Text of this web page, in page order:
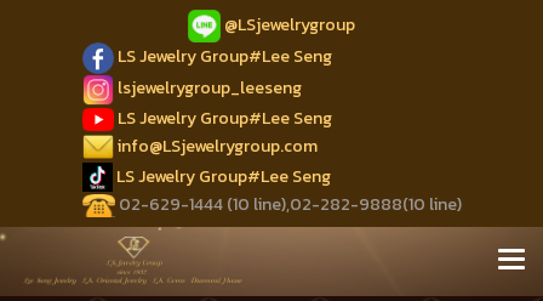
@LSjewelrygroup
LS Jewelry Group#Lee Seng
lsjewelrygroup_leeseng
LS Jewelry Group#Lee Seng
info@LSjewelrygroup.com
LS Jewelry Group#Lee Seng
02-629-1444 (10 line),02-282-9888(10 line)